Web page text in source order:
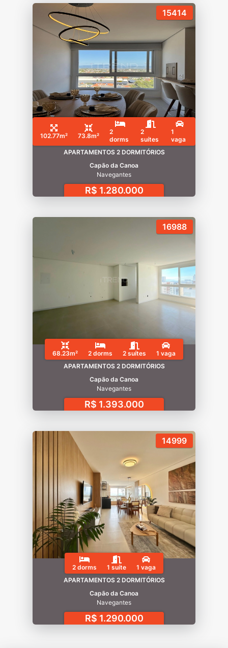
15414
102.77m² 73.8m²
2
dorms
2
suítes
1
vaga
APARTAMENTOS 2 DORMITÓRIOS
Capão da Canoa
Navegantes
R$ 1.280.000
16988
68.23m² 2 dorms 2 suítes
1 vaga
APARTAMENTOS 2 DORMITÓRIOS
Capão da Canoa
Navegantes
R$ 1.393.000
14999
2 dorms 1 suíte
1 vaga
APARTAMENTOS 2 DORMITÓRIOS
Capão da Canoa
Navegantes
R$ 1.290.000